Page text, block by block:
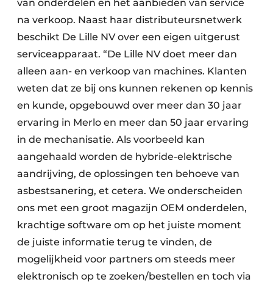
van onderdelen en het aanbieden van service
na verkoop. Naast haar distributeursnetwerk
beschikt De Lille NV over een eigen uitgerust
serviceapparaat. “De Lille NV doet meer dan
alleen aan- en verkoop van machines. Klanten
weten dat ze bij ons kunnen rekenen op kennis
en kunde, opgebouwd over meer dan 30 jaar
ervaring in Merlo en meer dan 50 jaar ervaring
in de mechanisatie. Als voorbeeld kan
aangehaald worden de hybride-elektrische
aandrijving, de oplossingen ten behoeve van
asbestsanering, et cetera. We onderscheiden
ons met een groot magazijn OEM onderdelen,
krachtige software om op het juiste moment
de juiste informatie terug te vinden, de
mogelijkheid voor partners om steeds meer
elektronisch op te zoeken/bestellen en toch via